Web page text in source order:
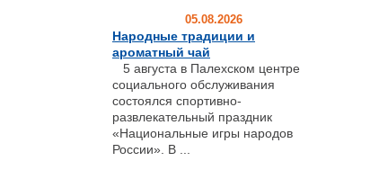
05.08.2026
Народные традиции и
ароматный чай
5 августа в Палехском центре
социального обслуживания
состоялся спортивно-
развлекательный праздник
«Национальные игры народов
России». В ...